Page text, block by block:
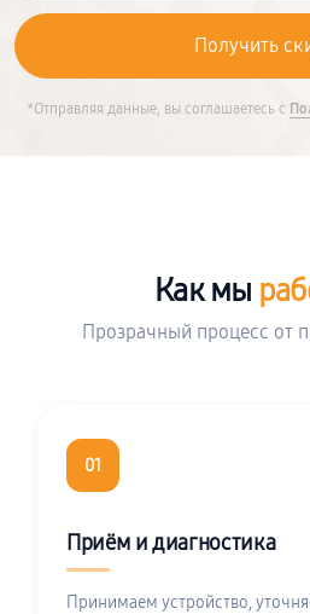
*Отправляя данные, вы соглашаетесь с
Как мы
Прозрачный процесс от
01
Приём и диагностика
Принимаем устройство,